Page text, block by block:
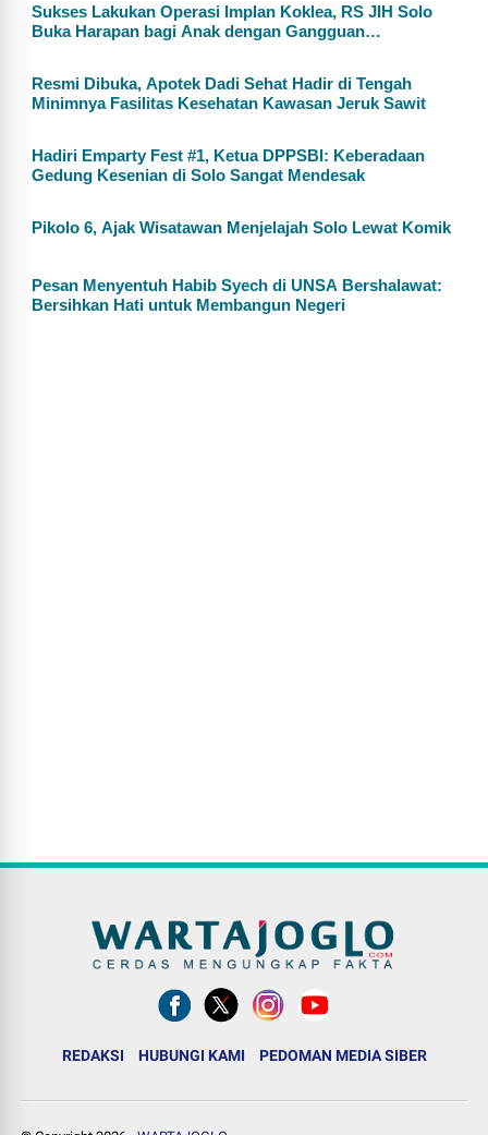
Sukses Lakukan Operasi Implan Koklea, RS JIH Solo
Buka Harapan bagi Anak dengan Gangguan
Resmi Dibuka, Apotek Dadi Sehat Hadir di Tengah
Minimnya Fasilitas Kesehatan Kawasan Jeruk Sawit
Hadiri Emparty Fest #1, Ketua DPPSBI: Keberadaan
Gedung Kesenian di Solo Sangat Mendesak
Pikolo 6, Ajak Wisatawan Menjelajah Solo Lewat Komik
Pesan Menyentuh Habib Syech di UNSA Bershalawat:
Bersihkan Hati untuk Membangun Negeri
REDAKSI HUBUNGI KAMI PEDOMAN MEDIA SIBER